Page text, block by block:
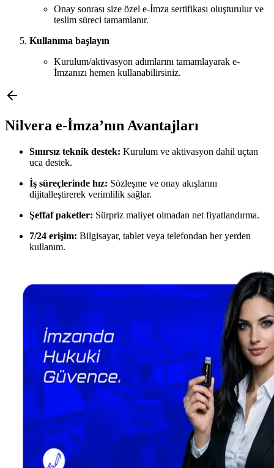
Onay sonrası size özel e-İmza sertifikası oluşturulur ve
teslim süreci tamamlanır.
Kullanıma başlayın
Kurulum/aktivasyon adımlarını tamamlayarak e-
İmzanızı hemen kullanabilirsiniz.
Nilvera e-İmza’nın Avantajları
Sınırsız teknik destek: Kurulum ve aktivasyon dahil uçtan
uca destek.
İş süreçlerinde hız: Sözleşme ve onay akışlarını
dijitalleştirerek verimlilik sağlar.
Şeffaf paketler: Sürpriz maliyet olmadan net fiyatlandırma.
7/24 erişim: Bilgisayar, tablet veya telefondan her yerden
kullanım.